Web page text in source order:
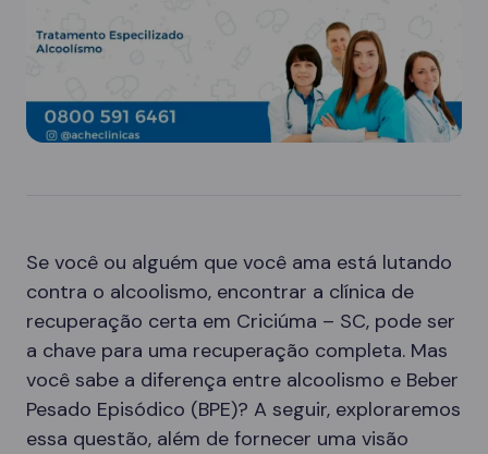
Se você ou alguém que você ama está lutando
contra o alcoolismo, encontrar a clínica de
recuperação certa em Criciúma – SC, pode ser
a chave para uma recuperação completa. Mas
você sabe a diferença entre alcoolismo e Beber
Pesado Episódico (BPE)? A seguir, exploraremos
essa questão, além de fornecer uma visão